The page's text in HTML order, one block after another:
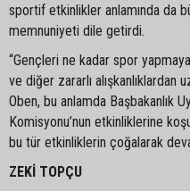
sportif etkinlikler anlamında da
memnuniyeti dile getirdi.
“Gençleri ne kadar spor
ve diğer zararlı alışkanlıklardan
Oben, bu anlamda Başbakanlık
Komisyonu’nun etkinliklerine
bu tür etkinliklerin çoğalarak
ZEKİ TOPÇU